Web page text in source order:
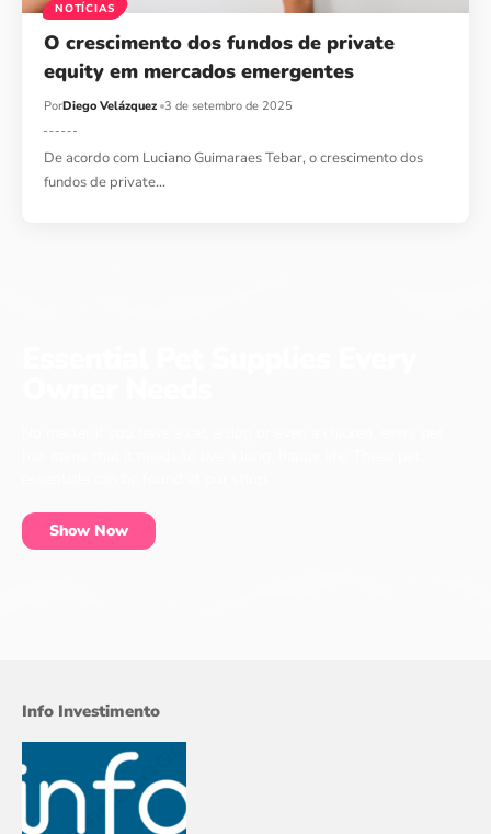
NOTÍCIAS
O crescimento dos fundos de private
equity em mercados emergentes
PorDiego Velázquez 3 de setembro de 2025
De acordo com Luciano Guimaraes Tebar, o crescimento dos
fundos de private…
Show Now
Info Investimento